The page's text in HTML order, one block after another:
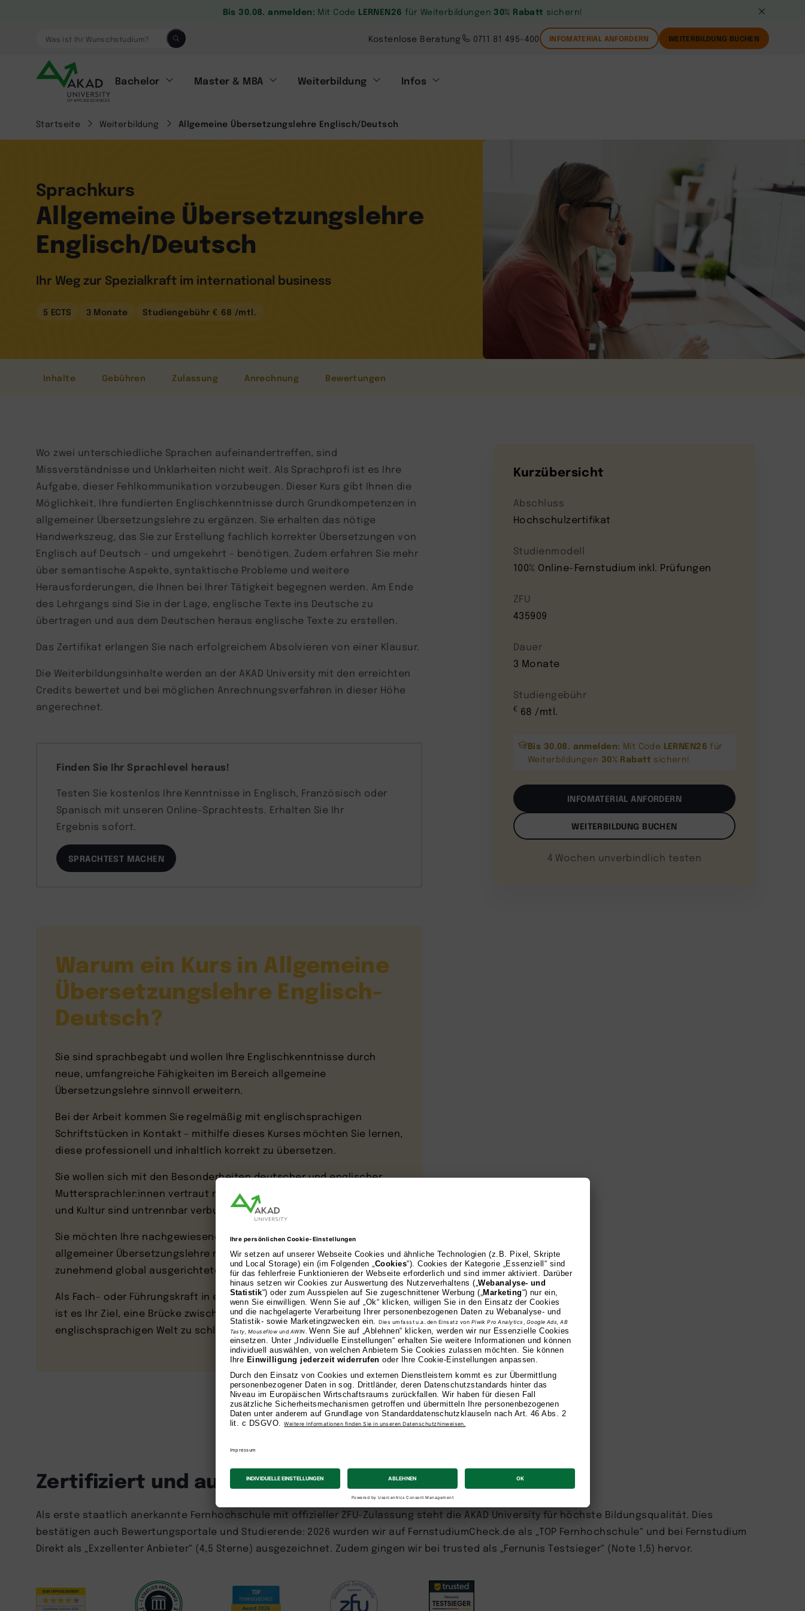
Bis 30.08. anmelden: Mit Code LERNEN26 für Weiterbildungen 30% Rabatt sichern!
Was ist Ihr Wunschstudium? Kostenlose Beratung 0711 81 495-400 INFOMATERIAL ANFORDERN WEITERBILDUNG BUCHEN
Bachelor Master & MBA Weiterbildung Infos
Startseite Weiterbildung Allgemeine Übersetzungslehre Englisch/Deutsch
Sprachkurs
Allgemeine Übersetzungslehre
Englisch/Deutsch
Ihr Weg zur Spezialkraft im international business
5 ECTS 3 Monate Studiengebühr € 68 /mtl.
Inhalte Gebühren Zulassung Anrechnung Bewertungen
Kurzübersicht
Abschluss
Hochschulzertifikat
Studienmodell
100% Online-Fernstudium inkl. Prüfungen
ZFU
435909
Dauer
3 Monate
Studiengebühr
€ 68 /mtl.
Bis 30.08. anmelden: Mit Code LERNEN26 für
Weiterbildungen 30% Rabatt sichern!
INFOMATERIAL ANFORDERN
WEITERBILDUNG BUCHEN
4 Wochen unverbindlich testen
Wo zwei unterschiedliche Sprachen aufeinandertreffen, sind
Missverständnisse und Unklarheiten nicht weit. Als Sprachprofi ist es Ihre
Aufgabe, dieser Fehlkommunikation vorzubeugen. Dieser Kurs gibt Ihnen die
Möglichkeit, Ihre fundierten Englischkenntnisse durch Grundkompetenzen in
allgemeiner Übersetzungslehre zu ergänzen. Sie erhalten das nötige
Handwerkszeug, das Sie zur Erstellung fachlich korrekter Übersetzungen von
Englisch auf Deutsch – und umgekehrt – benötigen. Zudem erfahren Sie mehr
über semantische Aspekte, syntaktische Probleme und weitere
Herausforderungen, die Ihnen bei Ihrer Tätigkeit begegnen werden. Am Ende
des Lehrgangs sind Sie in der Lage, englische Texte ins Deutsche zu
übertragen und aus dem Deutschen heraus englische Texte zu erstellen.
Das Zertifikat erlangen Sie nach erfolgreichem Absolvieren von einer Klausur.
Die Weiterbildungsinhalte werden an der AKAD University mit den erreichten
Credits bewertet und bei möglichen Anrechnungsverfahren in dieser Höhe
angerechnet.
Finden Sie Ihr Sprachlevel heraus!
Testen Sie kostenlos Ihre Kenntnisse in Englisch, Französisch oder
Spanisch mit unseren Online-Sprachtests. Erhalten Sie Ihr
Ergebnis sofort.
SPRACHTEST MACHEN
Warum ein Kurs in Allgemeine
Übersetzungslehre Englisch-
Deutsch?
Sie sind sprachbegabt und wollen Ihre Englischkenntnisse durch
neue, umfangreiche Fähigkeiten im Bereich allgemeine
Übersetzungslehre sinnvoll erweitern.
Bei der Arbeit kommen Sie regelmäßig mit englischsprachigen
Schriftstücken in Kontakt – mithilfe dieses Kurses möchten Sie lernen,
diese professionell und inhaltlich korrekt zu übersetzen.
Sie wollen sich mit den Besonderheiten deutscher und englischer
Muttersprachler:innen vertraut machen, denn Ihnen ist klar: Sprache
und Kultur sind untrennbar verbunden.
Sie möchten Ihre nachgewiesenen Kenntnisse in Englisch und
allgemeiner Übersetzungslehre nutzen, um Ihre Chancen auf dem
zunehmend global ausgerichteten Arbeitsmarkt zu erhöhen.
Als Fach- oder Führungskraft in einem internationalen Unternehmen
ist es Ihr Ziel, eine Brücke zwischen der deutschen und der
englischsprachigen Welt zu schlagen.
Zertifiziert und ausgezeichnet
Als erste staatlich anerkannte Fernhochschule mit offizieller ZFU-Zulassung steht die AKAD University für höchste Bildungsqualität. Dies
bestätigen auch Bewertungsportale und Studierende: 2026 wurden wir auf FernstudiumCheck.de als „TOP Fernhochschule“ und bei Fernstudium
Direkt als „Exzellenter Anbieter“ (4,5 Sterne) ausgezeichnet. Zudem gingen wir bei trusted als „Fernunis Testsieger“ (Note 1,5) hervor.